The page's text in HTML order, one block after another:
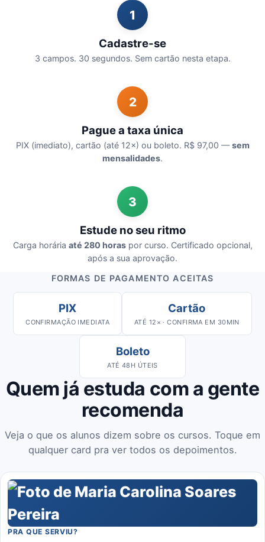
1
Cadastre-se
3 campos. 30 segundos. Sem cartão nesta etapa.
2
Pague a taxa única
PIX (imediato), cartão (até 12×) ou boleto. R$ 97,00 —sem
mensalidades.
3
Estude no seu ritmo
Carga horária até 280 horaspor curso. Certificado opcional,
após a sua aprovação.
FORMAS DE PAGAMENTO ACEITAS
PIX
CONFIRMAÇÃO IMEDIATA
Cartão
ATÉ 12× · CONFIRMA EM 30MIN
Boleto
ATÉ 48H ÚTEIS
Quem já estuda com a gente
recomenda
Veja o que os alunos dizem sobre os cursos. Toque em
qualquer card pra ver todos os depoimentos.
PRA QUE SERVIU?